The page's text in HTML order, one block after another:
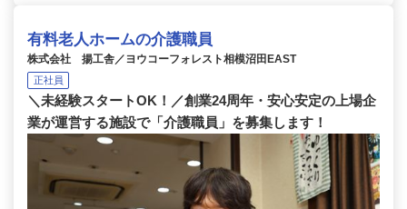
有料老人ホームの介護職員
株式会社 揚工舎／ヨウコーフォレスト相模沼田EAST
正社員
＼未経験スタートOK！／創業24周年・安心安定の上場企
業が運営する施設で「介護職員」を募集します！